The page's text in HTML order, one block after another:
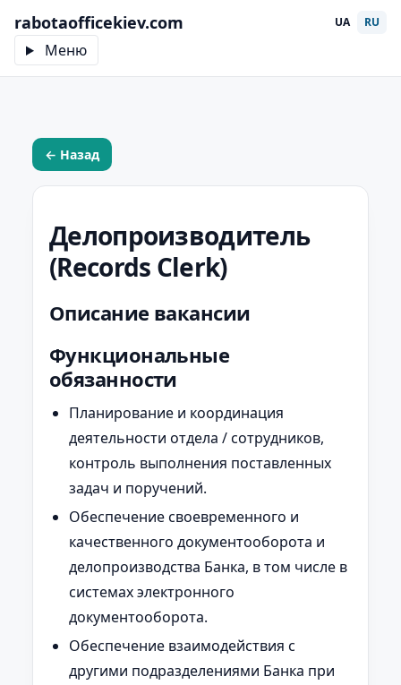
rabotaofficekiev.com
Меню
UA RU
← Назад
Делопроизводитель
(Records Clerk)
Описание вакансии
Функциональные
обязанности
Планирование и координация
деятельности отдела / сотрудников,
контроль выполнения поставленных
задач и поручений.
Обеспечение своевременного и
качественного документооборота и
делопроизводства Банка, в том числе в
системах электронного
документооборота.
Обеспечение взаимодействия с
другими подразделениями Банка при